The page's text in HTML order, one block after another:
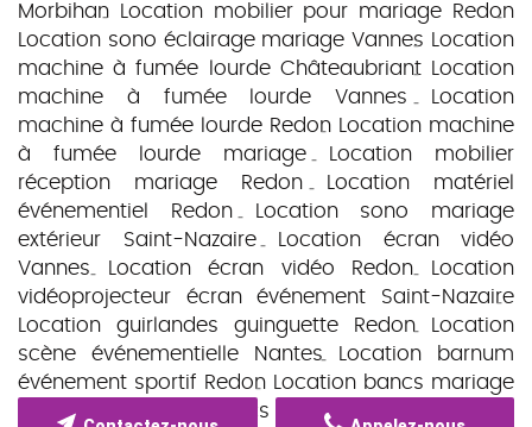
Morbihan
Location mobilier pour mariage Redon
Location sono éclairage mariage Vannes
Location
machine à fumée lourde Châteaubriant
Location
machine à fumée lourde Vannes
Location
machine à fumée lourde Redon
Location machine
à fumée lourde mariage
Location mobilier
réception mariage Redon
Location matériel
événementiel Redon
Location sono mariage
extérieur Saint-Nazaire
Location écran vidéo
Vannes
Location écran vidéo Redon
Location
vidéoprojecteur écran événement Saint-Nazaire
Location guirlandes guinguette Redon
Location
scène événementielle Nantes
Location barnum
événement sportif Redon
Location bancs mariage
morbihan
Location bancs cérémonie laïque Redon